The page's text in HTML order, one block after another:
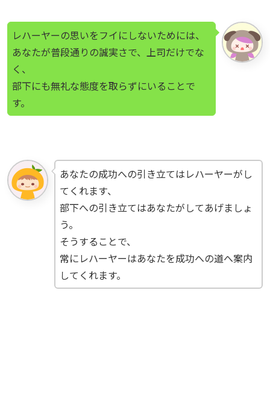
レハーヤーの思いをフイにしないためには、
あなたが普段通りの誠実さで、上司だけでな
く、
部下にも無礼な態度を取らずにいることで
す。
あなたの成功への引き立てはレハーヤーがし
てくれます、
部下への引き立てはあなたがしてあげましょ
う。
そうすることで、
常にレハーヤーはあなたを成功への道へ案内
してくれます。